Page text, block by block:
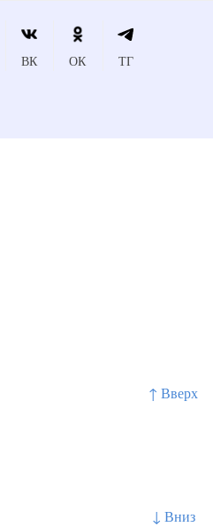
↑ Вверх
↓ Вниз
ВК ОК ТГ